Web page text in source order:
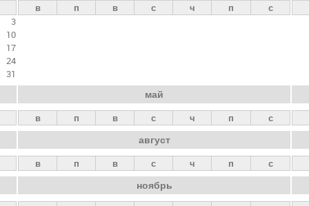
3
10
17
24
31
в п в с ч п с
май
в п в с ч п с
август
в п в с ч п с
ноябрь